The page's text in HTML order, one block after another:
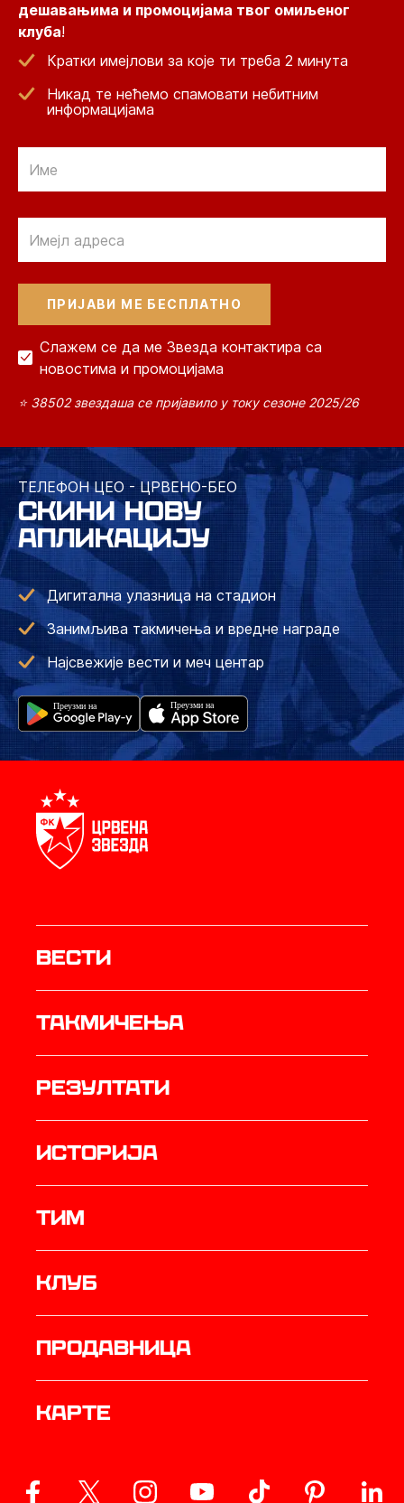
дешавањима и промоцијама твог омиљеног
клуба!
Кратки имејлови за које ти треба 2 минута
Никад те нећемо спамовати небитним
информацијама
Слажем се да ме Звезда контактира са
новостима и промоцијама
⭐ 38502 звездаша се пријавило у току сезоне 2025/26
ТЕЛЕФОН ЦЕО - ЦРВЕНО-БЕО
СКИНИ НОВУ
АПЛИКАЦИЈУ
Дигитална улазница на стадион
Занимљива такмичења и вредне награде
Најсвежије вести и меч центар
Вести
Такмичења
резултати
историја
ТИМ
Клуб
продавница
Карте